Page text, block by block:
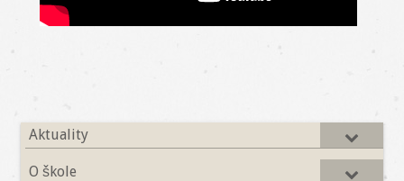
Aktuality
O škole